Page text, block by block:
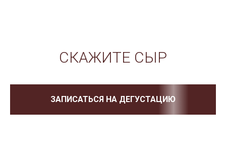
СКАЖИТЕ СЫР
ЗАПИСАТЬСЯ НА ДЕГУСТАЦИЮ